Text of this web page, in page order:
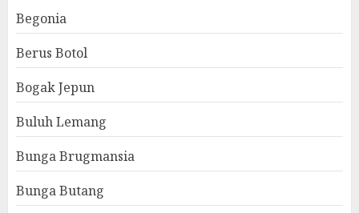
Begonia
Berus Botol
Bogak Jepun
Buluh Lemang
Bunga Brugmansia
Bunga Butang